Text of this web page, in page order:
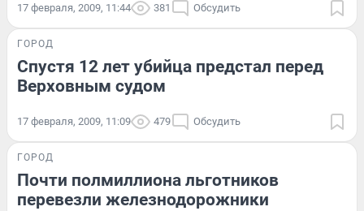
17 февраля, 2009, 11:44 381 Обсудить
ГОРОД
Спустя 12 лет убийца предстал перед
Верховным судом
17 февраля, 2009, 11:09 479 Обсудить
ГОРОД
Почти полмиллиона льготников
перевезли железнодорожники